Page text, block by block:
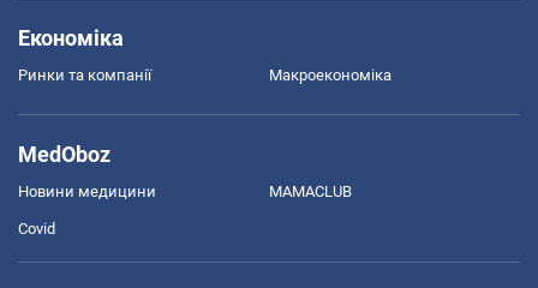
Економіка
Ринки та компанії Макроекономіка
MedOboz
Новини медицини MAMACLUB
Covid